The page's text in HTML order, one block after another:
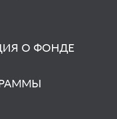
О ФОНДЕ